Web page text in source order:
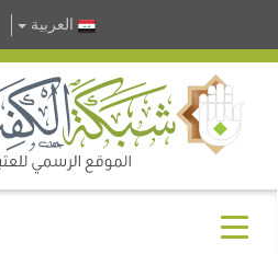
العربية